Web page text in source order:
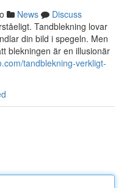
News
Discuss
Tandblekning lovar
din bild i spegeln. Men
blekningen är en illusionär
tandblekning-verkligt-